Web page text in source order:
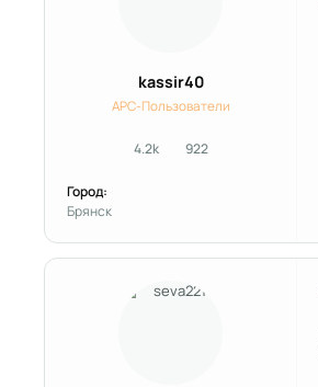
kassir40
APC-Пользователи
4.2kсообщения
922Репутация
Город:
Брянск